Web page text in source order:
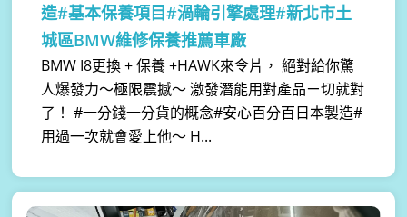
造#基本保養項目#渦輪引擎處理#新北市土
城區BMW維修保養推薦車廠
BMW I8更換 + 保養 +HAWK來令片， 絕對給你驚
人爆發力～極限震撼～ 激發潛能用對產品ㄧ切就對
了！ #一分錢一分貨的概念#安心百分百日本製造#
用過一次就會愛上他～ H...